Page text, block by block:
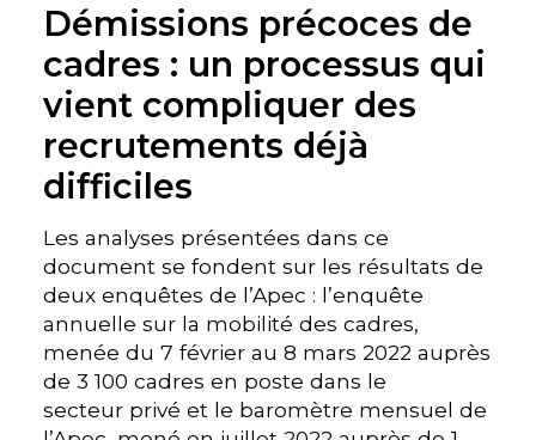
Démissions précoces de
cadres : un processus qui
vient compliquer des
recrutements déjà
difficiles
Les analyses présentées dans ce
document se fondent sur les résultats de
deux enquêtes de l’Apec : l’enquête
annuelle sur la mobilité des cadres,
menée du 7 février au 8 mars 2022 auprès
de 3 100 cadres en poste dans le
secteur privé et le baromètre mensuel de